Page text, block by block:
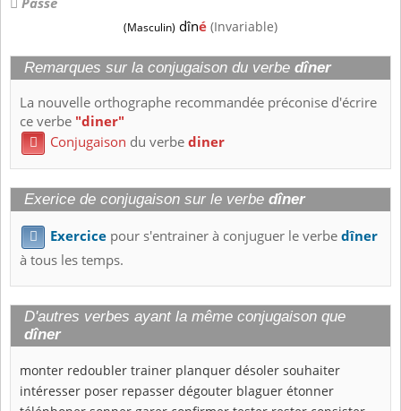
(Masculin) dîné (Invariable)
Remarques sur la conjugaison du verbe dîner
La nouvelle orthographe recommandée préconise d'écrire
ce verbe "diner"
 Conjugaison du verbediner
Exerice de conjugaison sur le verbe dîner
 Exercice pour s'entrainer à conjuguer le verbedîner
à tous les temps.
D'autres verbes ayant la même conjugaison que
dîner
monter redoubler trainer planquer désoler souhaiter
intéresser poser repasser dégouter blaguer étonner